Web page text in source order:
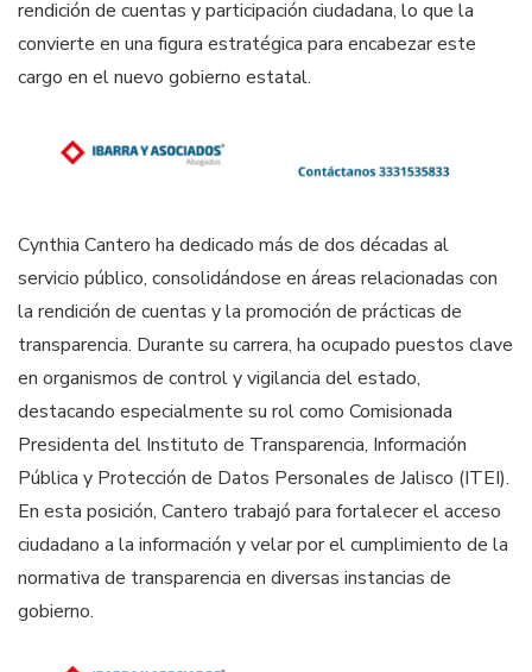
rendición de cuentas y participación ciudadana, lo que la
convierte en una figura estratégica para encabezar este
cargo en el nuevo gobierno estatal.
Cynthia Cantero ha dedicado más de dos décadas al
servicio público, consolidándose en áreas relacionadas con
la rendición de cuentas y la promoción de prácticas de
transparencia. Durante su carrera, ha ocupado puestos clave
en organismos de control y vigilancia del estado,
destacando especialmente su rol como Comisionada
Presidenta del Instituto de Transparencia, Información
Pública y Protección de Datos Personales de Jalisco (ITEI).
En esta posición, Cantero trabajó para fortalecer el acceso
ciudadano a la información y velar por el cumplimiento de la
normativa de transparencia en diversas instancias de
gobierno.